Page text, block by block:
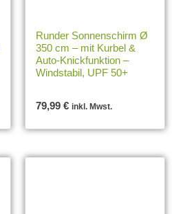
Runder Sonnenschirm Ø
350 cm – mit Kurbel &
Auto-Knickfunktion –
Windstabil, UPF 50+
79,99 € inkl. Mwst.